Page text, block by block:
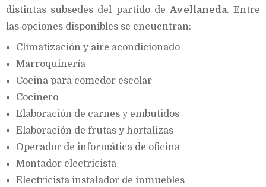
distintas subsedes del partido de Avellaneda. Entre
las opciones disponibles se encuentran:
Climatización y aire acondicionado
Marroquinería
Cocina para comedor escolar
Cocinero
Elaboración de carnes y embutidos
Elaboración de frutas y hortalizas
Operador de informática de oficina
Montador electricista
Electricista instalador de inmuebles